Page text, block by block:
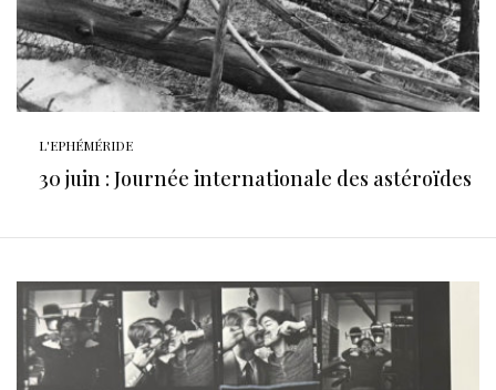
L'EPHÉMÉRIDE
30 juin : Journée internationale des astéroïdes